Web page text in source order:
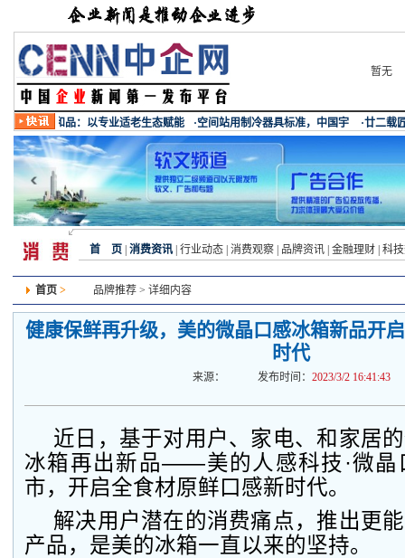
暂无
首 页 消费资讯 行业动态 消费观察 品牌资讯 金融理财 科
首页 > 品牌推荐 > 详细内容
健康保鲜再升级，美的微晶口感冰箱新品开
时代
来源： 发布时间： 2023/3/2 16:41:43
近日，基于对用户、家电、和家居
冰箱再出新品——美的人感科技·微晶
市，开启全食材原鲜口感新时代。
解决用户潜在的消费痛点，推出更
产品，是美的冰箱一直以来的坚持。